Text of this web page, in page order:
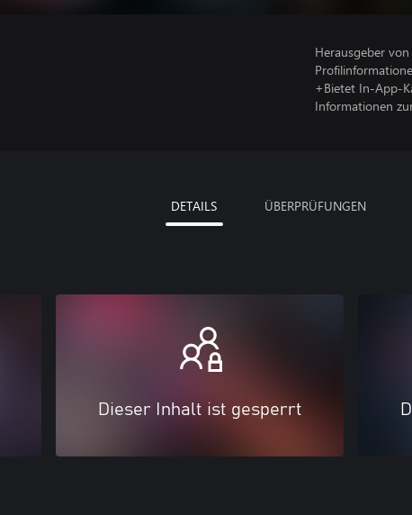
Herausgeber
+Bietet In-App-
Informationen
DETAILS ÜBERPRÜFUNGEN
Dieser Inhalt ist gesperrt